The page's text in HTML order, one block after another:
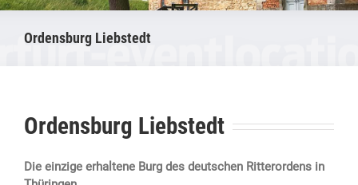
Ordensburg Liebstedt
Ordensburg Liebstedt
Die einzige erhaltene Burg des deutschen Ritterordens in